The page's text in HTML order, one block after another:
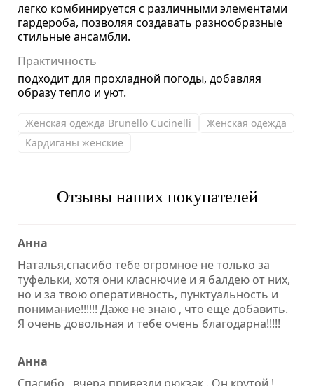
легко комбинируется с различными элементами
гардероба, позволяя создавать разнообразные
стильные ансамбли.
Практичность
подходит для прохладной погоды, добавляя
образу тепло и уют.
Женская одежда Brunello Cucinelli
Женская одежда
Кардиганы женские
Отзывы наших покупателей
Анна
Наталья,спасибо тебе огромное не только за
туфельки, хотя они класнючие и я балдею от них,
но и за твою оперативность, пунктуальность и
понимание!!!!!! Даже не знаю , что ещё добавить.
Я очень довольная и тебе очень благодарна!!!!!
Анна